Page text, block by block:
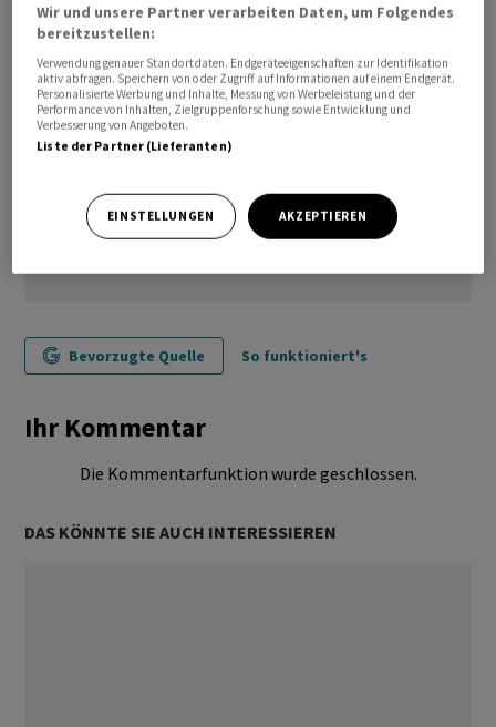
Bevorzugte Quelle So funktioniert's
Ihr Kommentar
Die Kommentarfunktion wurde geschlossen.
DAS KÖNNTE SIE AUCH INTERESSIEREN
Wir und unsere Partner verarbeiten Daten, um Folgendes
bereitzustellen:
Verwendung genauer Standortdaten. Endgeräteeigenschaften zur Identifikation
aktiv abfragen. Speichern von oder Zugriff auf Informationen auf einem Endgerät.
Personalisierte Werbung und Inhalte, Messung von Werbeleistung und der
Performance von Inhalten, Zielgruppenforschung sowie Entwicklung und
Verbesserung von Angeboten.
Liste der Partner (Lieferanten)
EINSTELLUNGEN AKZEPTIEREN